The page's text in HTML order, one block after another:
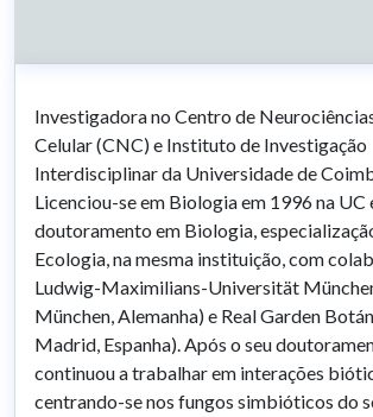
Investigadora no Centro de
Celular (CNC) e Instituto de Investigação
Interdisciplinar da Universidade de
Licenciou-se em Biologia em 1996 na UC
doutoramento em Biologia,
Ecologia, na mesma instituição, com
Ludwig-Maximilians-Universität
München, Alemanha) e Real Garden
Madrid, Espanha). Após o seu
continuou a trabalhar em interações
centrando-se nos fungos simbióticos do